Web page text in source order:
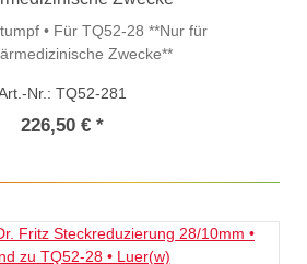
28 **Nur für
Zwecke**
Nr.: TQ52-281
226,50 € *